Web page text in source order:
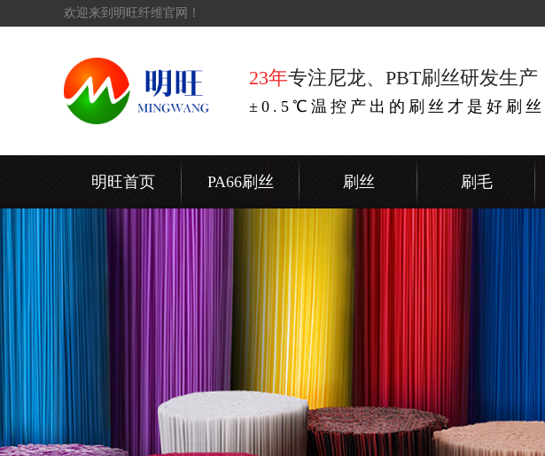
欢迎来到明旺纤维官网！
23年专注尼龙、PBT刷丝研发生产
±0.5℃温控产出的刷丝才是好刷丝
明旺首页 PA66刷丝 刷丝 刷毛